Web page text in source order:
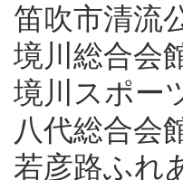
笛吹市清流
境川総合会
境川スポー
八代総合会
若彦路ふれ